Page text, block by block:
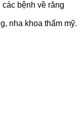
các bệnh về răng
nha khoa thẩm mỹ.